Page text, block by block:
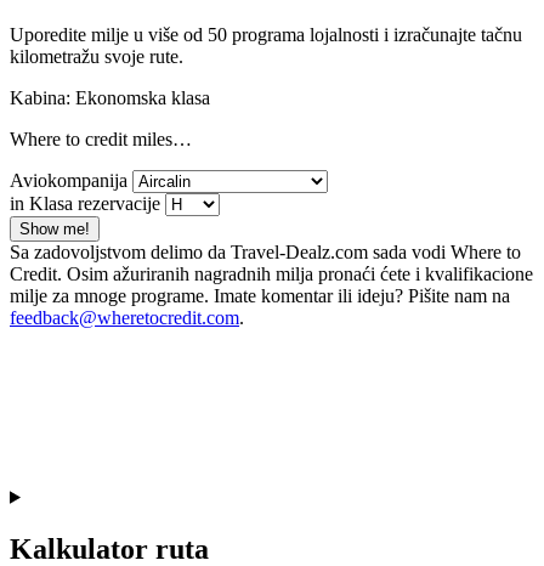
Uporedite milje u više od 50 programa lojalnosti i izračunajte tačnu
kilometražu svoje rute.
Kabina: Ekonomska klasa
Where to credit miles…
Aviokompanija
in Klasa rezervacije
Show me!
Sa zadovoljstvom delimo da Travel-Dealz.com sada vodi Where to
Credit. Osim ažuriranih nagradnih milja pronaći ćete i kvalifikacione
milje za mnoge programe. Imate komentar ili ideju? Pišite nam na
feedback@wheretocredit.com.
Kalkulator ruta